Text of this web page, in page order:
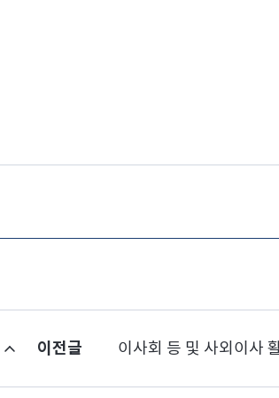
이전글 이사회 등 및 사외이사